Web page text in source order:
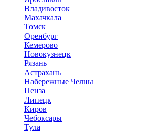
Владивосток
Махачкала
Томск
Оренбург
Кемерово
Новокузнецк
Рязань
Астрахань
Набережные Челны
Пенза
Липецк
Киров
Чебоксары
Тула